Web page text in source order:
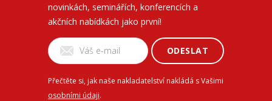
novinkách, seminářích, konferencích a
akčních nabídkách jako první!
ODESLAT
Přečtěte si, jak naše nakladatelství nakládá s Vašimi
osobními údaji.